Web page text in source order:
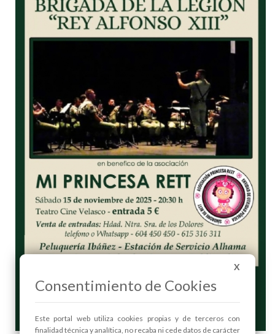
X
Consentimiento de Cookies
Este portal web utiliza cookies propias y de terceros con
finalidad técnica y analítica, no recaba ni cede datos de carácter